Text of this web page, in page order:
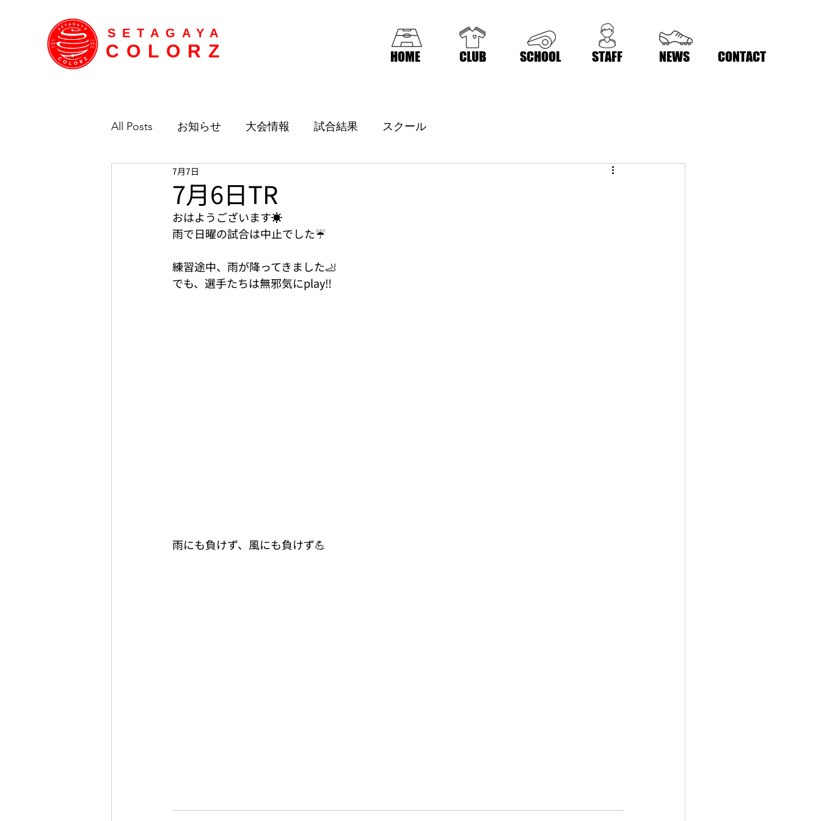
SETAGAYA
COLORZ HOME CLUB SCHOOL STAFF NEWS CONTACT
All Posts お知らせ 大会情報 試合結果 スクール
7月6日TR
7月7日
おはようございます☀
雨で日曜の試合は中止でした☔️
練習途中、雨が降ってきました🦶
でも、選手たちは無邪気にplay‼️
雨にも負けず、風にも負けず💪